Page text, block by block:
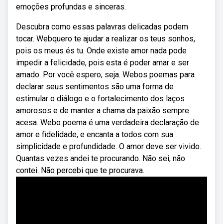
emoções profundas e sinceras.
Descubra como essas palavras delicadas podem
tocar. Webquero te ajudar a realizar os teus sonhos,
pois os meus és tu. Onde existe amor nada pode
impedir a felicidade, pois esta é poder amar e ser
amado. Por você espero, seja. Webos poemas para
declarar seus sentimentos são uma forma de
estimular o diálogo e o fortalecimento dos laços
amorosos e de manter a chama da paixão sempre
acesa. Webo poema é uma verdadeira declaração de
amor e fidelidade, e encanta a todos com sua
simplicidade e profundidade. O amor deve ser vivido.
Quantas vezes andei te procurando. Não sei, não
contei. Não percebi que te procurava.